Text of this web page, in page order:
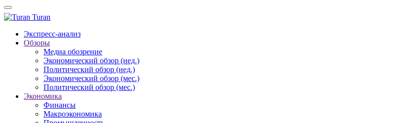
Turan
Экспресс-анализ
Обзоры
Медиа обозрение
Экономический обзор (нед.)
Политический обзор (нед.)
Экономический обзор (мес.)
Политический обзор (мес.)
Экономика
Финансы
Макроэкономика